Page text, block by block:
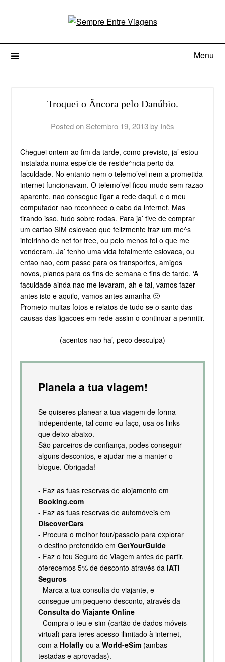
Menu
Troquei o Âncora pelo Danúbio.
Posted on Setembro 19, 2013 by Inês
Cheguei ontem ao fim da tarde, como previsto, ja’ estou
instalada numa espe’cie de reside^ncia perto da
faculdade. No entanto nem o telemo’vel nem a prometida
internet funcionavam. O telemo’vel ficou mudo sem razao
aparente, nao consegue ligar a rede daqui, e o meu
computador nao reconhece o cabo da internet. Mas
tirando isso, tudo sobre rodas. Para ja’ tive de comprar
um cartao SIM eslovaco que felizmente traz um me^s
inteirinho de net for free, ou pelo menos foi o que me
venderam. Ja’ tenho uma vida totalmente eslovaca, ou
entao nao, com passe para os transportes, amigos
novos, planos para os fins de semana e fins de tarde. ‘A
faculdade ainda nao me levaram, ah e tal, vamos fazer
antes isto e aquilo, vamos antes amanha 🙂
Prometo muitas fotos e relatos de tudo se o santo das
causas das ligacoes em rede assim o continuar a permitir.
(acentos nao ha’, peco desculpa)
Planeia a tua viagem!
Se quiseres planear a tua viagem de forma
independente, tal como eu faço, usa os links
que deixo abaixo.
São parceiros de confiança, podes conseguir
alguns descontos, e ajudar-me a manter o
blogue. Obrigada!
- Faz as tuas reservas de alojamento em
Booking.com
- Faz as tuas reservas de automóveis em
DiscoverCars
- Procura o melhor tour/passeio para explorar
o destino pretendido em GetYourGuide
- Faz o teu Seguro de Viagem antes de partir,
oferecemos 5% de desconto através da IATI
Seguros
- Marca a tua consulta do viajante, e
consegue um pequeno desconto, através da
Consulta do Viajante Online
- Compra o teu e-sim (cartão de dados móveis
virtual) para teres acesso ilimitado à internet,
com a Holaflyou a World-eSim(ambas
testadas e aprovadas).